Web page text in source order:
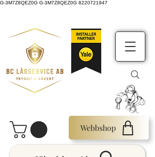
G-3M7Z8QEZ0G G-3M7Z8QEZ0G 8220721947
Webbshop